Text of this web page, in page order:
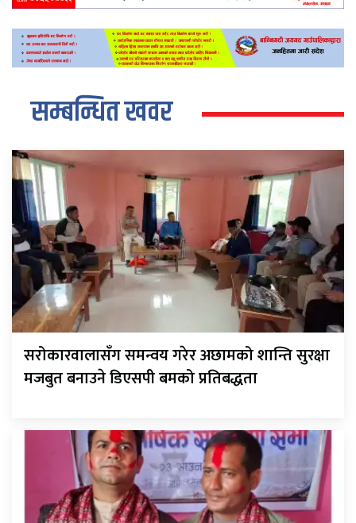
सम्बन्धित खवर
सरोकारवालासँग समन्वय गरेर अछामको शान्ति सुरक्षा
मजबुत बनाउने डिएसपी बमको प्रतिबद्धता